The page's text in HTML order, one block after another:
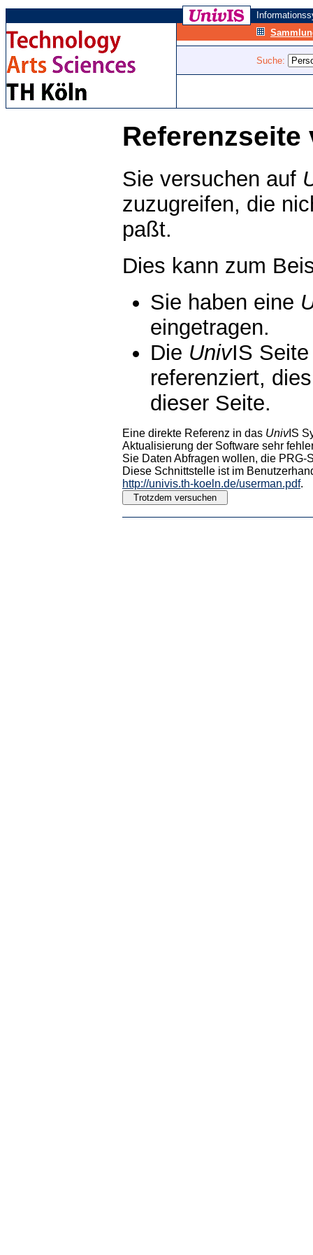
Suche:
Referenzseite
Sie versuchen auf
zuzugreifen, die
paßt.
Dies kann zum
Sie haben eine
eingetragen.
Die UnivIS
referenziert,
dieser Seite.
Eine direkte Referenz in das UnivIS
Aktualisierung der Software sehr
Sie Daten Abfragen wollen, die PRG-
Diese Schnittstelle ist im
http://univis.th-koeln.de/userman.pdf.